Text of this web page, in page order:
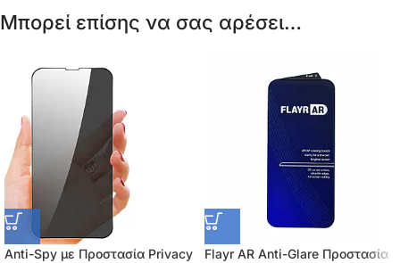
Μπορεί επίσης να σας αρέσει…
Anti-Spy με Προστασία Privacy
Flayr AR Anti-Glare Προστασία